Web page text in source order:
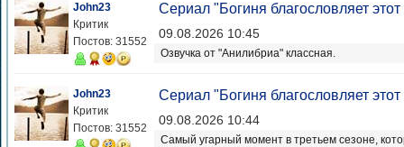
John23
Критик
Постов: 31552
Сериал "Богиня благословляет
09.08.2026 10:45
Озвучка от "Анилибриа" классная.
John23
Критик
Постов: 31552
Сериал "Богиня благословляет
09.08.2026 10:44
Самый угарный момент в третьем сезоне,